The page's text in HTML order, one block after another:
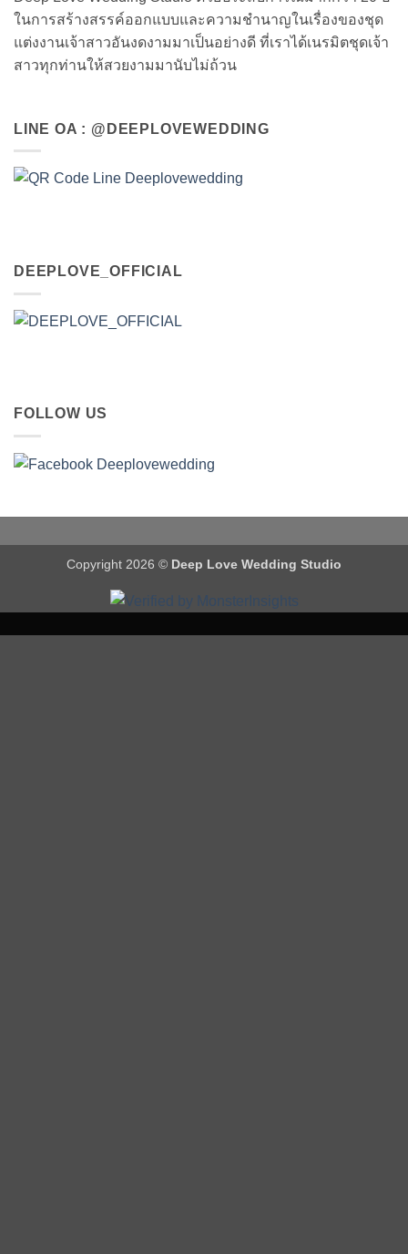
ในการสร้างสรรค์ออกแบบและความชำนาญในเรื่องของชุด
แต่งงานเจ้าสาวอันงดงามมาเป็นอย่างดี ที่เราได้เนรมิตชุดเจ้า
สาวทุกท่านให้สวยงามมานับไม่ถ้วน
LINE OA : @DEEPLOVEWEDDING
DEEPLOVE_OFFICIAL
FOLLOW US
Copyright 2026 © Deep Love Wedding Studio